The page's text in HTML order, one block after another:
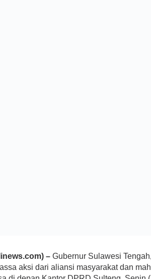
–Gubernur Sulawesi
aksi dari aliansi masyarakat dan